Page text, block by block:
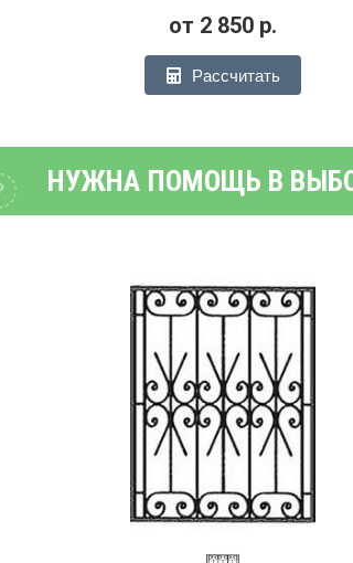
от 2 850 р.
Рассчитать
НУЖНА ПОМОЩЬ В